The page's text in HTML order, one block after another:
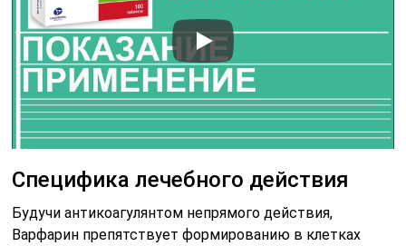
Специфика лечебного действия
Будучи антикоагулянтом непрямого действия,
Варфарин препятствует формированию в клетках